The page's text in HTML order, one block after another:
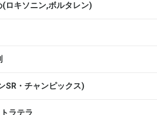
ロキソニン,ボルタレン)
SR・チャンピックス)
ラテラ